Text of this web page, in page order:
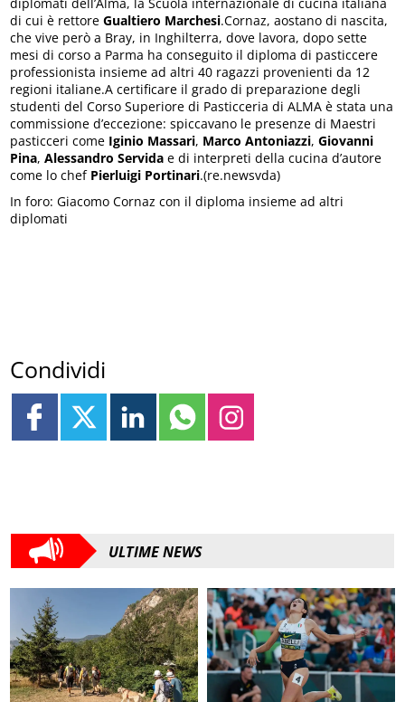
di cui è rettoreGualtiero Marchesi.Cornaz, aostano di nascita,
che vive però a Bray, in Inghilterra, dove lavora, dopo sette
mesi di corso a Parma ha conseguito il diploma di pasticcere
professionista insieme ad altri 40 ragazzi provenienti da 12
regioni italiane.A certificare il grado di preparazione degli
studenti del Corso Superiore di Pasticceria di ALMA è stata una
commissione d’eccezione: spiccavano le presenze di Maestri
pasticceri come Iginio Massari, Marco Antoniazzi,Giovanni
Pina,Alessandro Servida e di interpreti della cucina d’autore
come lo chef Pierluigi Portinari.(re.newsvda)
In foro: Giacomo Cornaz con il diploma insieme ad altri
diplomati
Condividi
ULTIME NEWS